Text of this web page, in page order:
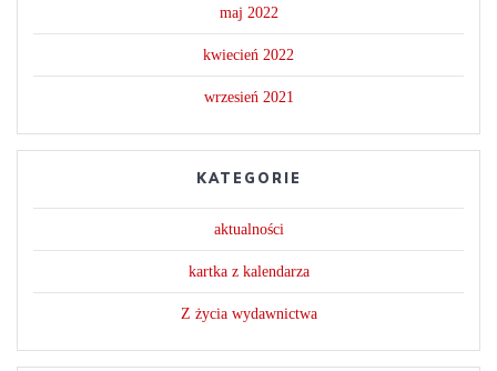
maj 2022
kwiecień 2022
wrzesień 2021
KATEGORIE
aktualności
kartka z kalendarza
Z życia wydawnictwa